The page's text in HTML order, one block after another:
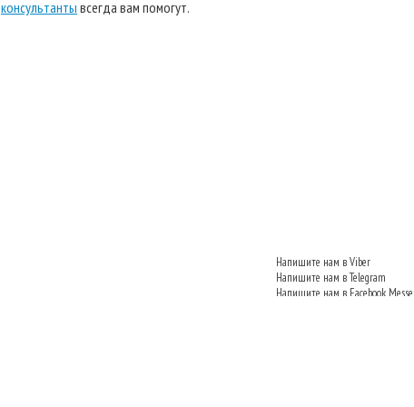
консультанты всегда вам помогут.
Напишите нам в Viber
Напишите нам в Telegram
Напишите нам в Facebook